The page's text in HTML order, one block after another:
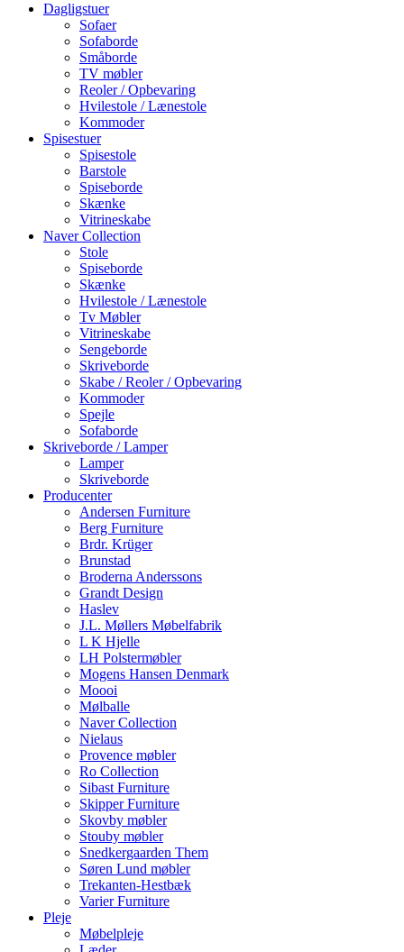
Dagligstuer
Sofaer
Sofaborde
Småborde
TV møbler
Reoler / Opbevaring
Hvilestole / Lænestole
Kommoder
Spisestuer
Spisestole
Barstole
Spiseborde
Skænke
Vitrineskabe
Naver Collection
Stole
Spiseborde
Skænke
Hvilestole / Lænestole
Tv Møbler
Vitrineskabe
Sengeborde
Skriveborde
Skabe / Reoler / Opbevaring
Kommoder
Spejle
Sofaborde
Skriveborde / Lamper
Lamper
Skriveborde
Producenter
Andersen Furniture
Berg Furniture
Brdr. Krüger
Brunstad
Broderna Anderssons
Grandt Design
Haslev
J.L. Møllers Møbelfabrik
L K Hjelle
LH Polstermøbler
Mogens Hansen Denmark
Moooi
Mølballe
Naver Collection
Nielaus
Provence møbler
Ro Collection
Sibast Furniture
Skipper Furniture
Skovby møbler
Stouby møbler
Snedkergaarden Them
Søren Lund møbler
Trekanten-Hestbæk
Varier Furniture
Pleje
Møbelpleje